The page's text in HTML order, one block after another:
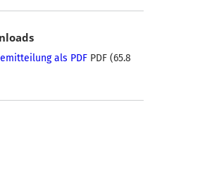
als PDF PDF (65.8